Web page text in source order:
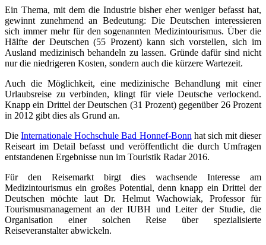
Ein Thema, mit dem die Industrie bisher eher weniger befasst hat,
gewinnt zunehmend an Bedeutung: Die Deutschen interessieren
sich immer mehr für den sogenannten Medizintourismus. Über die
Hälfte der Deutschen (55 Prozent) kann sich vorstellen, sich im
Ausland medizinisch behandeln zu lassen. Gründe dafür sind nicht
nur die niedrigeren Kosten, sondern auch die kürzere Wartezeit.
Auch die Möglichkeit, eine medizinische Behandlung mit einer
Urlaubsreise zu verbinden, klingt für viele Deutsche verlockend.
Knapp ein Drittel der Deutschen (31 Prozent) gegenüber 26 Prozent
in 2012 gibt dies als Grund an.
DieInternationale Hochschule Bad Honnef-Bonnhat sich mit dieser
Reiseart im Detail befasst und veröffentlicht die durch Umfragen
entstandenen Ergebnisse nun im Touristik Radar 2016.
Für den Reisemarkt birgt dies wachsende Interesse am
Medizintourismus ein großes Potential, denn knapp ein Drittel der
Deutschen möchte laut Dr. Helmut Wachowiak, Professor für
Tourismusmanagement an der IUBH und Leiter der Studie, die
Organisation einer solchen Reise über spezialisierte
Reiseveranstalter abwickeln.